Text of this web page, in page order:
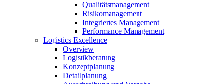
Qualitätsmanagement
Risikomanagement
Integriertes Management
Performance Management
Logistics Excellence
Overview
Logistikberatung
Konzeptplanung
Detailplanung